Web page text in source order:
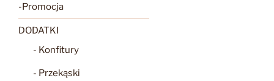
-Promocja
DODATKI
- Konfitury
- Przekąski